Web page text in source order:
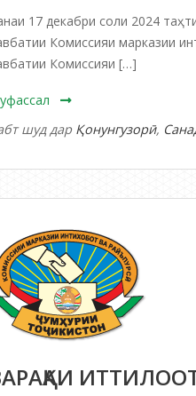
17 декабри соли 2024
Комиссияи марказии
Комиссияи […]
шуд дар Қонунгузорӣ,